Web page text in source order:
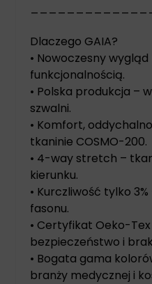
Dlaczego GAIA?
• Nowoczesny wygląd
funkcjonalnością.
• Polska produkcja –
szwalni.
• Komfort,
tkaninie COSMO-200.
• 4-way stretch –
kierunku.
• Kurczliwość tylko
fasonu.
• Certyfikat Oeko-
bezpieczeństwo i
• Bogata gama
branży medycznej i